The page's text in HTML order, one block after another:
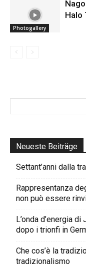
Photogallery
Halo
Neueste Beiträge
Settant’anni dalla
Rappresentanza
non può essere
L’onda d’energia
dopo i trionfi in
Che cos’è la
tradizionalismo